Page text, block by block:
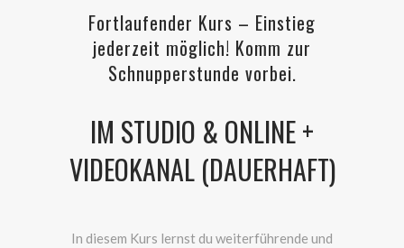
Fortlaufender Kurs – Einstieg
jederzeit möglich! Komm zur
Schnupperstunde vorbei.
IM STUDIO & ONLINE +
VIDEOKANAL (DAUERHAFT)
In diesem Kurs lernst du weiterführende und